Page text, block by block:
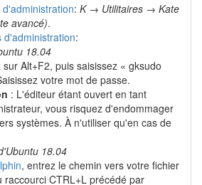
: K → Utilitaires → Kate
avancé).
d'administration:
18.04
sur Alt+F2, puis saisissez « gksudo
votre mot de passe.
: L'éditeur étant ouvert en tant
vous risquez d'endommager
systèmes. À n'utiliser qu'en cas de
18.04
, entrez le chemin vers votre fichier
raccourci CTRL+L précédé par